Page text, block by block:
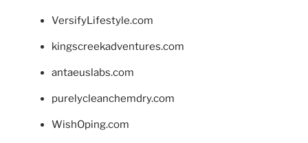
VersifyLifestyle.com
kingscreekadventures.com
antaeuslabs.com
purelycleanchemdry.com
WishOping.com